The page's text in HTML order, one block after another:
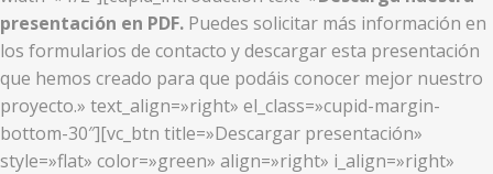
presentación en PDF. Puedes solicitar más información en
los formularios de contacto y descargar esta presentación
que hemos creado para que podáis conocer mejor nuestro
proyecto.» text_align=»right» el_class=»cupid-margin-
bottom-30″][vc_btn title=»Descargar presentación»
style=»flat» color=»green» align=»right» i_align=»right»